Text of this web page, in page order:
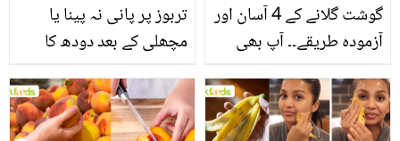
تربوز پر پانی نہ پینا یا
مچھلی کے بعد دودھ کا
سے متعلق غلط فہمیوں کی
حقیقت کیا ہے اور افواہ
گوشت گلانے کے 4 آسان اور
آزمودہ طریقے۔۔ آپ بھی
بتائے راز